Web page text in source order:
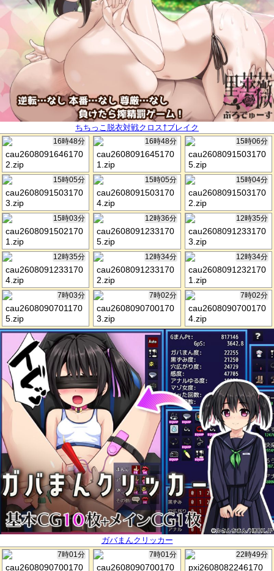
ちちっこ脱衣対戦クロス†ブレイク
16時48分
cau2608091646170
2.zip
16時48分
cau2608091645170
1.zip
15時06分
cau2608091503170
5.zip
15時05分
cau2608091503170
3.zip
15時05分
cau2608091503170
4.zip
15時04分
cau2608091503170
2.zip
15時03分
cau2608091502170
1.zip
12時36分
cau2608091233170
5.zip
12時35分
cau2608091233170
3.zip
12時35分
cau2608091233170
4.zip
12時34分
cau2608091233170
2.zip
12時34分
cau2608091232170
1.zip
7時03分
cau2608090701170
5.zip
7時02分
cau2608090700170
3.zip
7時02分
cau2608090700170
4.zip
ガバまんクリッカー
7時01分
cau2608090700170
7時01分
cau2608090700170
22時49分
pxi2608082246170